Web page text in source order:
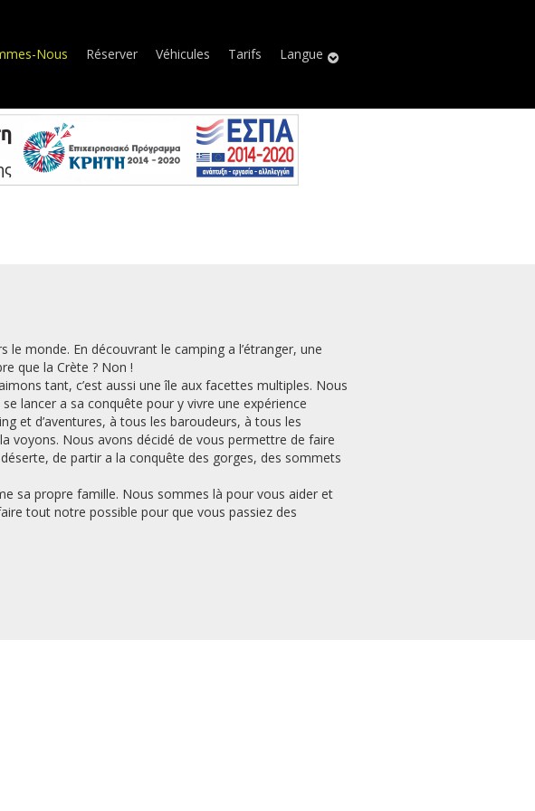
Nous Réserver Véhicules Tarifs Langue
le monde. En découvrant le camping a l’étranger, une
que la Crète ? Non !
tant, c’est aussi une île aux facettes multiples. Nous
lancer a sa conquête pour y vivre une expérience
et d’aventures, à tous les baroudeurs, à tous les
voyons. Nous avons décidé de vous permettre de faire
de partir a la conquête des gorges, des sommets
sa propre famille. Nous sommes là pour vous aider et
tout notre possible pour que vous passiez des